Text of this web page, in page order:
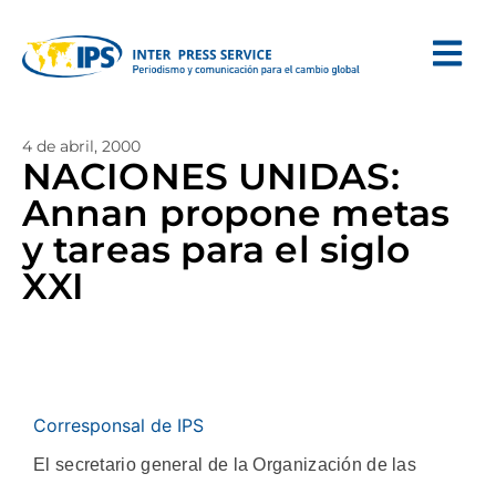
4 de abril, 2000
NACIONES UNIDAS:
Annan propone metas
y tareas para el siglo
XXI
Corresponsal de IPS
El secretario general de la Organización de las